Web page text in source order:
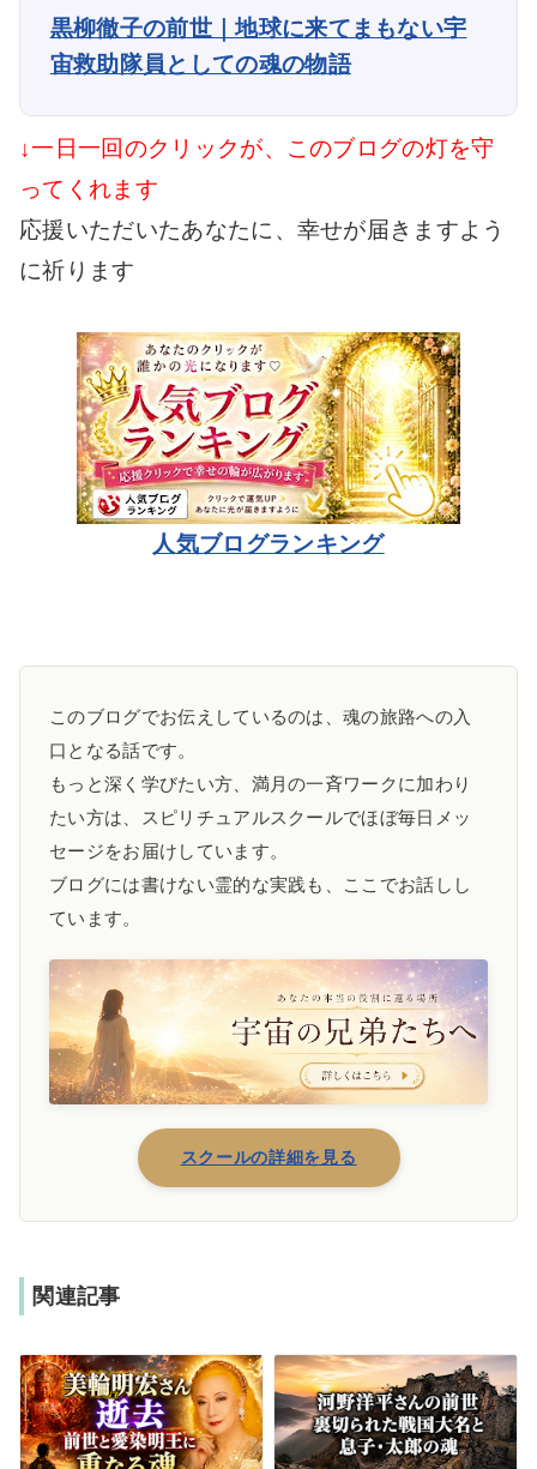
黒柳徹子の前世｜地球に来てまもない宇
宙救助隊員としての魂の物語
↓一日一回のクリックが、このブログの灯を守
ってくれます
応援いただいたあなたに、幸せが届きますよう
に祈ります
人気ブログランキング
このブログでお伝えしているのは、魂の旅路への入
口となる話です。
もっと深く学びたい方、満月の一斉ワークに加わり
たい方は、スピリチュアルスクールでほぼ毎日メッ
セージをお届けしています。
ブログには書けない霊的な実践も、ここでお話しし
ています。
スクールの詳細を見る
関連記事